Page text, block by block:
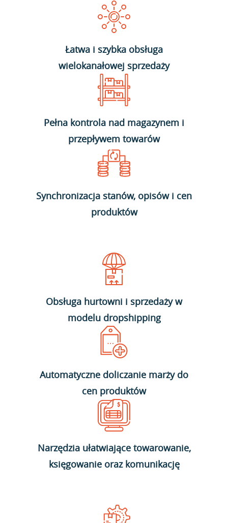
Łatwa i szybka obsługa
wielokanałowej sprzedaży
Pełna kontrola nad magazynem i
przepływem towarów
Synchronizacja stanów, opisów i cen
produktów
Obsługa hurtowni i sprzedaży w
modelu dropshipping
Automatyczne doliczanie marży do
cen produktów
Narzędzia ułatwiające towarowanie,
księgowanie oraz komunikację